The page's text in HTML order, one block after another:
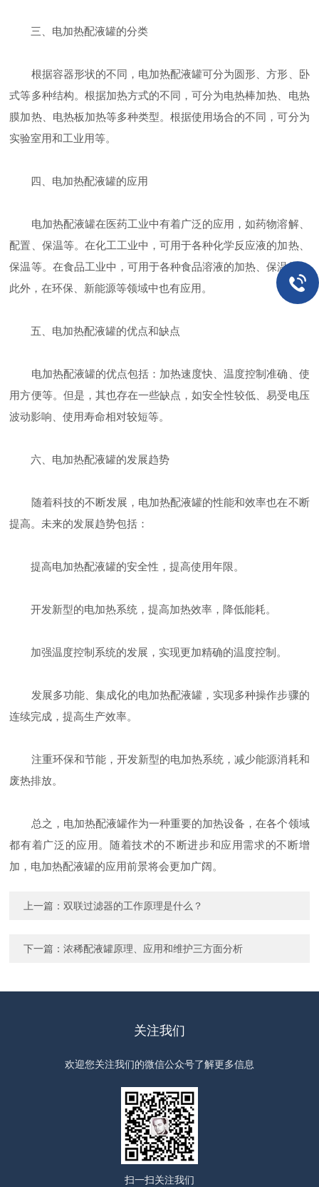
三、电加热配液罐的分类
根据容器形状的不同，电加热配液罐可分为圆形、方形、卧
式等多种结构。根据加热方式的不同，可分为电热棒加热、电热
膜加热、电热板加热等多种类型。根据使用场合的不同，可分为
实验室用和工业用等。
四、电加热配液罐的应用
电加热配液罐在医药工业中有着广泛的应用，如药物溶解、
配置、保温等。在化工工业中，可用于各种化学反应液的加热、
保温等。在食品工业中，可用于各种食品溶液的加热、保温等。
此外，在环保、新能源等领域中也有应用。
五、电加热配液罐的优点和缺点
电加热配液罐的优点包括：加热速度快、温度控制准确、使
用方便等。但是，其也存在一些缺点，如安全性较低、易受电压
波动影响、使用寿命相对较短等。
六、电加热配液罐的发展趋势
随着科技的不断发展，电加热配液罐的性能和效率也在不断
提高。未来的发展趋势包括：
提高电加热配液罐的安全性，提高使用年限。
开发新型的电加热系统，提高加热效率，降低能耗。
加强温度控制系统的发展，实现更加精确的温度控制。
发展多功能、集成化的电加热配液罐，实现多种操作步骤的
连续完成，提高生产效率。
注重环保和节能，开发新型的电加热系统，减少能源消耗和
废热排放。
总之，电加热配液罐作为一种重要的加热设备，在各个领域
都有着广泛的应用。随着技术的不断进步和应用需求的不断增
加，电加热配液罐的应用前景将会更加广阔。
上一篇：双联过滤器的工作原理是什么？
下一篇：浓稀配液罐原理、应用和维护三方面分析
关注我们
欢迎您关注我们的微信公众号了解更多信息
扫一扫关注我们